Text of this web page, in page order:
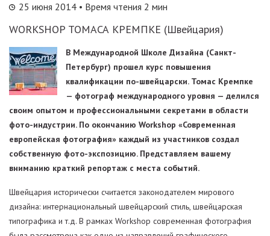
25 июня 2014 • Время чтения 2 мин
WORKSHOP ТОМАСА КРЕМПКЕ (Швейцария)
В Международной Школе Дизайна (Санкт-
Петербург) прошел курс повышения
квалификации по-швейцарски. Томас Кремпке
— фотограф международного уровня — делился
своим опытом и профессиональными секретами в области
фото-индустрии. По окончанию Workshop «Современная
европейская фотография» каждый из участников создал
собственную фото-экспозицию. Представляем вашему
вниманию краткий репортаж с места событий.
Швейцария исторически считается законодателем мирового
дизайна: интернациональный швейцарский стиль, швейцарская
типографика и т.д. В рамках Workshop современная фотография